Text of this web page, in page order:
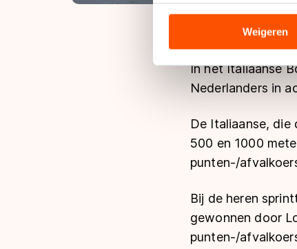
analyseren. We delen
analyse. Zij kunnen deze
hun services. Sommige
adequaat
Weigeren
In het Italiaanse
Nederlanders in
De Italiaanse,
500 en 1000
punten-/
Bij de heren
gewonnen door
punten-/